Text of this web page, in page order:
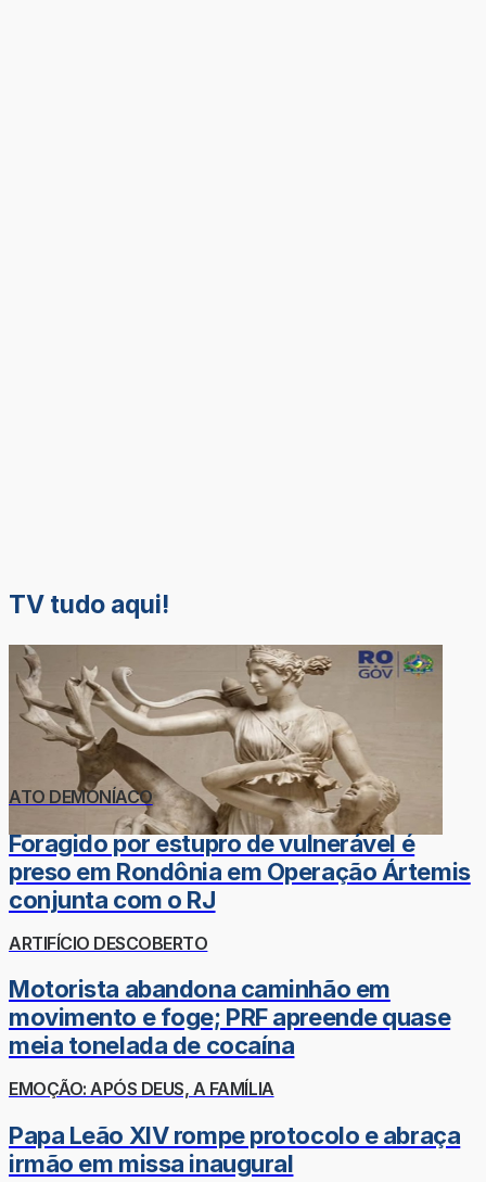
TV tudo aqui!
ATO DEMONÍACO
Foragido por estupro de vulnerável é
preso em Rondônia em Operação Ártemis
conjunta com o RJ
ARTIFÍCIO DESCOBERTO
Motorista abandona caminhão em
movimento e foge; PRF apreende quase
meia tonelada de cocaína
EMOÇÃO: APÓS DEUS, A FAMÍLIA
Papa Leão XIV rompe protocolo e abraça
irmão em missa inaugural